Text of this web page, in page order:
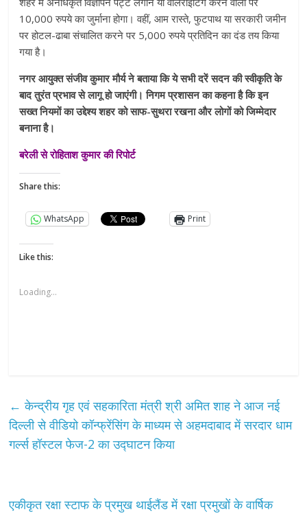
10,000 रुपये का जुर्माना होगा। वहीं, आम रास्ते, फुटपाथ या सरकारी जमीन
पर होटल-ढाबा संचालित करने पर 5,000 रुपये प्रतिदिन का दंड तय किया
गया है।
नगर आयुक्त संजीव कुमार मौर्य ने बताया कि ये सभी दरें सदन की स्वीकृति के
बाद तुरंत प्रभाव से लागू हो जाएंगी। निगम प्रशासन का कहना है कि इन
सख्त नियमों का उद्देश्य शहर को साफ-सुथरा रखना और लोगों को जिम्मेदार
बनाना है।
बरेली से रोहिताश कुमार की रिपोर्ट
Share this:
WhatsApp Print
Like this:
Loading...
← केन्द्रीय गृह एवं सहकारिता मंत्री श्री अमित शाह ने आज नई
दिल्ली से वीडियो कॉन्फ्रेंसिंग के माध्यम से अहमदाबाद में सरदार धाम
गर्ल्स हॉस्टल फेज-2 का उद्घाटन किया
एकीकृत रक्षा स्टाफ के प्रमुख थाईलैंड में रक्षा प्रमुखों के वार्षिक